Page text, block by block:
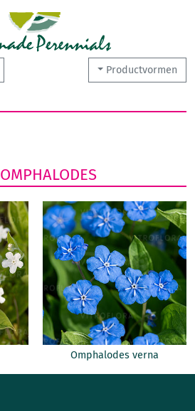
Productvormen
OMPHALODES
Omphalodes verna